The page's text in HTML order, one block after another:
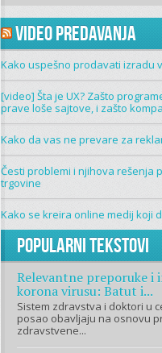
Video predavanja
Kako uspešno prodavati izradu
[video] Šta je UX? Zašto
prave loše sajtove, i zašto
Kako da vas ne prevare za
Česti problemi i njihova rešenja
trgovine
Kako se kreira online medij koji
Popularni tekstovi
Relevantne preporuke i
korona virusu: Batut i...
Sistem zdravstva i doktori u
posao obavljaju na osnovu
zdravstvene...